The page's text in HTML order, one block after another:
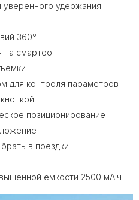
уверенного удержания
360°
на смартфон
для контроля параметров
позиционирование
в поездки
ёмкости 2500 мА·ч